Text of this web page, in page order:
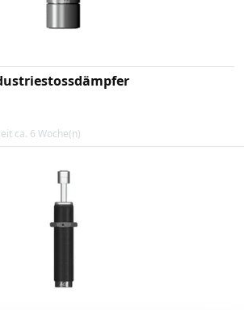
ca. 6 Woche(n)